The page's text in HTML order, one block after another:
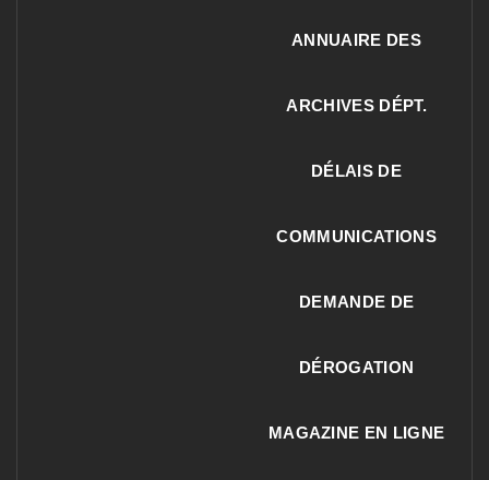
ANNUAIRE DES
ARCHIVES DÉPT.
DÉLAIS DE
COMMUNICATIONS
DEMANDE DE
DÉROGATION
MAGAZINE EN LIGNE